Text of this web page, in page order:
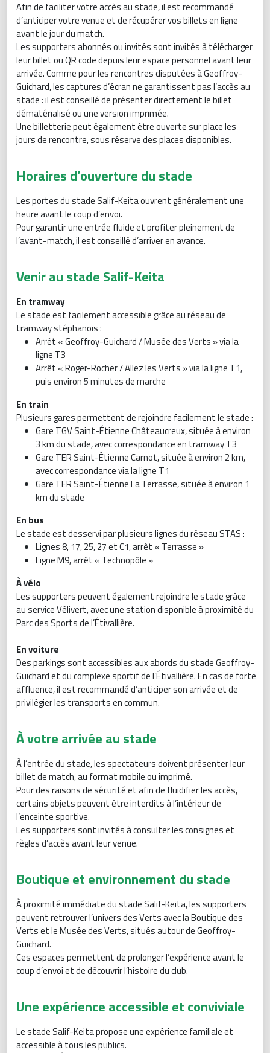
Afin de faciliter votre accès au stade, il est recommandé
d’anticiper votre venue et de récupérer vos billets en ligne
avant le jour du match.
Les supporters abonnés ou invités sont invités à télécharger
leur billet ou QR code depuis leur espace personnel avant leur
arrivée. Comme pour les rencontres disputées à Geoffroy-
Guichard, les captures d’écran ne garantissent pas l’accès au
stade : il est conseillé de présenter directement le billet
dématérialisé ou une version imprimée.
Une billetterie peut également être ouverte sur place les
jours de rencontre, sous réserve des places disponibles.
Horaires d’ouverture du stade
Les portes du stade Salif-Keita ouvrent généralement une
heure avant le coup d’envoi.
Pour garantir une entrée fluide et profiter pleinement de
l’avant-match, il est conseillé d’arriver en avance.
Venir au stade Salif-Keita
En tramway
Le stade est facilement accessible grâce au réseau de
tramway stéphanois :
Arrêt « Geoffroy-Guichard / Musée des Verts » via la
ligne T3
Arrêt « Roger-Rocher / Allez les Verts » via la ligne T1,
puis environ 5 minutes de marche
En train
Plusieurs gares permettent de rejoindre facilement le stade :
Gare TGV Saint-Étienne Châteaucreux, située à environ
3 km du stade, avec correspondance en tramway T3
Gare TER Saint-Étienne Carnot, située à environ 2 km,
avec correspondance via la ligne T1
Gare TER Saint-Étienne La Terrasse, située à environ 1
km du stade
En bus
Le stade est desservi par plusieurs lignes du réseau STAS :
Lignes 8, 17, 25, 27 et C1, arrêt « Terrasse »
Ligne M9, arrêt « Technopôle »
À vélo
Les supporters peuvent également rejoindre le stade grâce
au service Vélivert, avec une station disponible à proximité du
Parc des Sports de l’Étivallière.
En voiture
Des parkings sont accessibles aux abords du stade Geoffroy-
Guichard et du complexe sportif de l’Étivallière. En cas de forte
affluence, il est recommandé d’anticiper son arrivée et de
privilégier les transports en commun.
À votre arrivée au stade
À l’entrée du stade, les spectateurs doivent présenter leur
billet de match, au format mobile ou imprimé.
Pour des raisons de sécurité et afin de fluidifier les accès,
certains objets peuvent être interdits à l’intérieur de
l’enceinte sportive.
Les supporters sont invités à consulter les consignes et
règles d’accès avant leur venue.
Boutique et environnement du stade
À proximité immédiate du stade Salif-Keita, les supporters
peuvent retrouver l’univers des Verts avec la Boutique des
Verts et le Musée des Verts, situés autour de Geoffroy-
Guichard.
Ces espaces permettent de prolonger l’expérience avant le
coup d’envoi et de découvrir l’histoire du club.
Une expérience accessible et conviviale
Le stade Salif-Keita propose une expérience familiale et
accessible à tous les publics.